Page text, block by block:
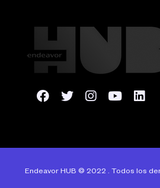
Endeavor HUB © 2022 . Todos los